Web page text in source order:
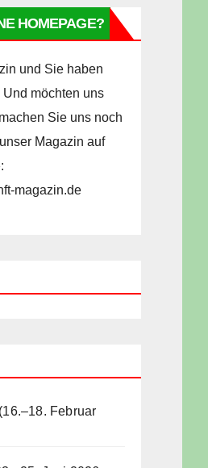
HOMEPAGE?
und Sie haben
möchten uns
Sie uns noch
Magazin auf
magazin.de
Februar